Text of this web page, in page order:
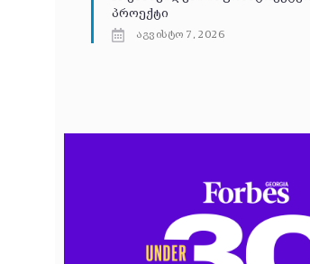
პროექტი
აგვისტო 7, 2026